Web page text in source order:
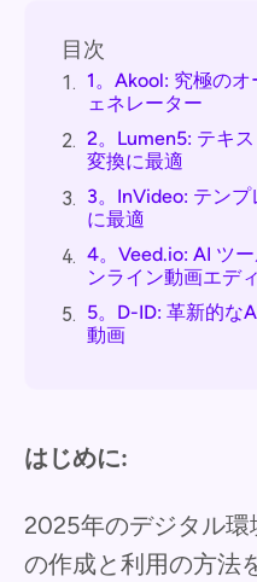
目次
1. 1。Akool: 究極の
ェネレーター
2. 2。Lumen5: テキ
変換に最適
3. 3。InVideo: テン
に最適
4. 4。Veed.io: AI ツ
ンライン動画エデ
5. 5。D-ID: 革新的な
動画
はじめに:
2025年のデジタル
の作成と利用の方法